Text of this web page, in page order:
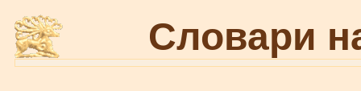
Словари